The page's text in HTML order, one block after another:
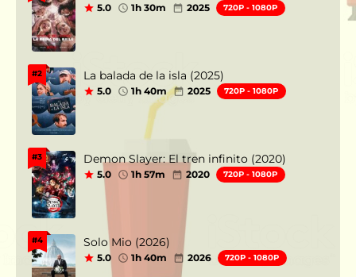
5.0 1h 30m 2025 720P - 1080P
#2 La balada de la isla (2025)
5.0 1h 40m 2025 720P - 1080P
#3 Demon Slayer: El tren infinito (2020)
5.0 1h 57m 2020 720P - 1080P
#4 Solo Mio (2026)
5.0 1h 40m 2026 720P - 1080P